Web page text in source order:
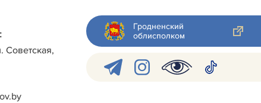
Советская,
Гродненский
облисполком